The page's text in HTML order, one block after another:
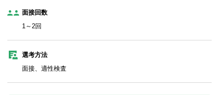
面接回数
1～2回
選考方法
面接、適性検査